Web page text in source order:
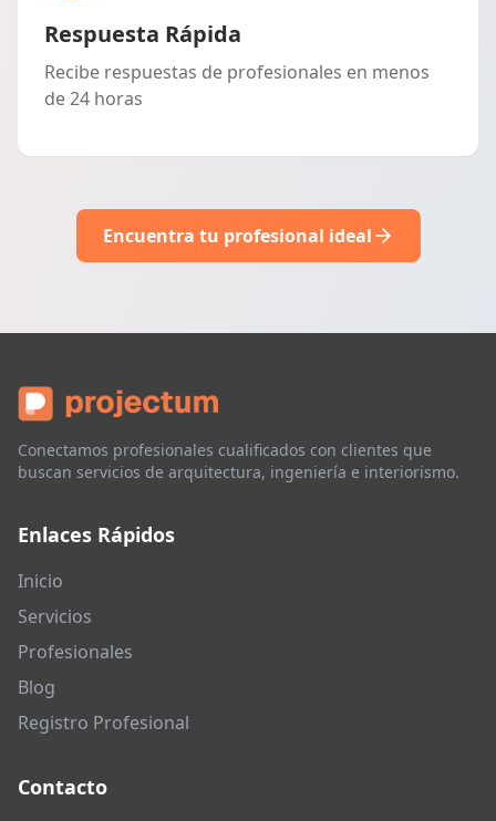
Respuesta Rápida
Recibe respuestas de profesionales en menos
de 24 horas
Encuentra tu profesional ideal
Conectamos profesionales cualificados con clientes que
buscan servicios de arquitectura, ingeniería e interiorismo.
Enlaces Rápidos
Inicio
Servicios
Profesionales
Blog
Registro Profesional
Contacto